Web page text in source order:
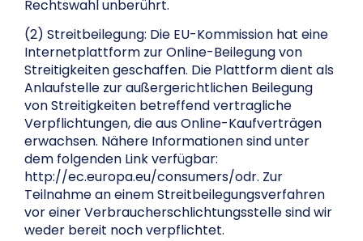
Rechtswahl unberührt.
(2) Streitbeilegung: Die EU-Kommission hat eine
Internetplattform zur Online-Beilegung von
Streitigkeiten geschaffen. Die Plattform dient als
Anlaufstelle zur außergerichtlichen Beilegung
von Streitigkeiten betreffend vertragliche
Verpflichtungen, die aus Online-Kaufverträgen
erwachsen. Nähere Informationen sind unter
dem folgenden Link verfügbar:
http://ec.europa.eu/consumers/odr. Zur
Teilnahme an einem Streitbeilegungsverfahren
vor einer Verbraucherschlichtungsstelle sind wir
weder bereit noch verpflichtet.